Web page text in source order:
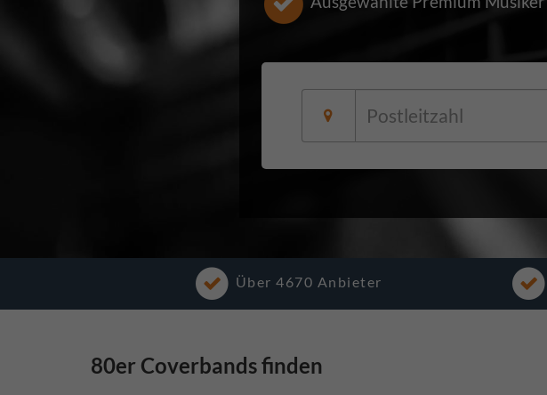
Über 4670 Anbieter
80er Coverbands finden